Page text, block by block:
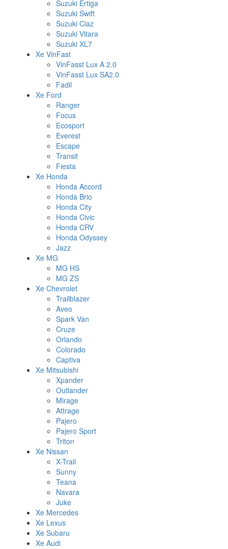
Suzuki Ertiga
Suzuki Swift
Suzuki Ciaz
Suzuki Vitara
Suzuki XL7
Xe VinFast
VinFasst Lux A 2.0
VinFasst Lux SA2.0
Fadil
Xe Ford
Ranger
Focus
Ecosport
Everest
Escape
Transit
Fiesta
Xe Honda
Honda Accord
Honda Brio
Honda City
Honda Civic
Honda CRV
Honda Odyssey
Jazz
Xe MG
MG HS
MG ZS
Xe Chevrolet
Trailblazer
Aveo
Spark Van
Cruze
Orlando
Colorado
Captiva
Xe Mitsubishi
Xpander
Outlander
Mirage
Attrage
Pajero
Pajero Sport
Triton
Xe Nissan
X-Trail
Sunny
Teana
Navara
Juke
Xe Mercedes
Xe Lexus
Xe Subaru
Xe Audi